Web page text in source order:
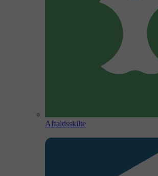
Affaldsskilte